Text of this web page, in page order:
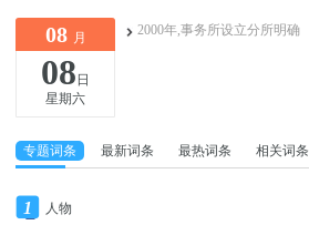
08 月
08 日
星期六
2000年,事务所设立分所明确
专题词条 最新词条 最热词条 相关词条
1 人物